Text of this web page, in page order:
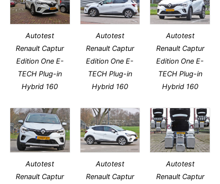
Autotest
Renault Captur
Edition One E-
TECH Plug-in
Hybrid 160
Autotest
Renault Captur
Edition One E-
TECH Plug-in
Hybrid 160
Autotest
Renault Captur
Edition One E-
TECH Plug-in
Hybrid 160
Autotest
Renault Captur
Autotest
Renault Captur
Autotest
Renault Captur